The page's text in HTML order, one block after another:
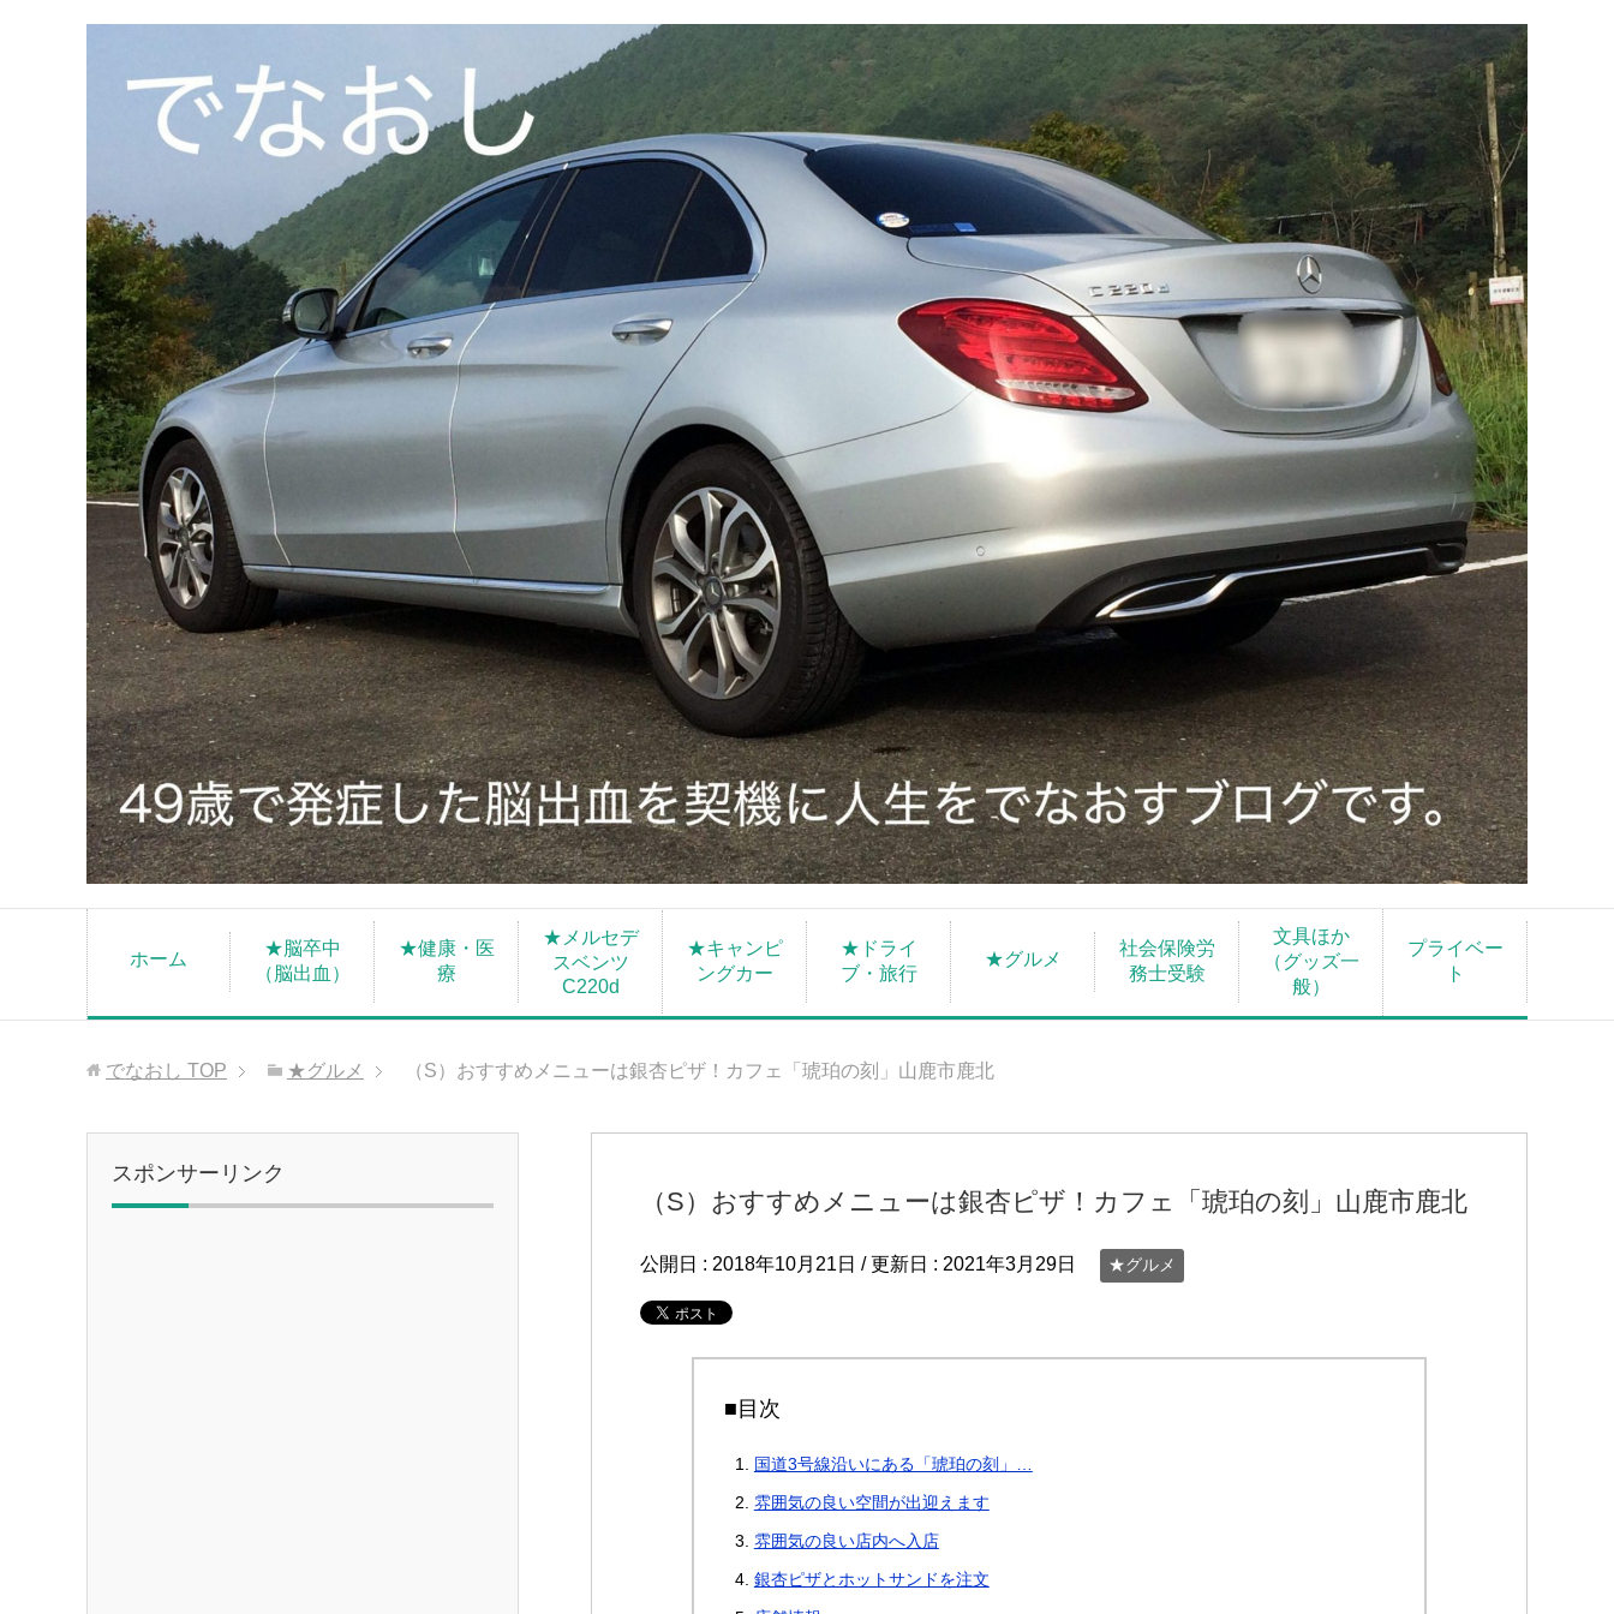
ホーム
★脳卒中
（脳出血）
★健康・医
療
★メルセデ
スベンツ
C220d
★キャンピ
ングカー
★ドライ
ブ・旅行
★グルメ
社会保険労
務士受験
文具ほか
（グッズ一
般）
プライベー
ト
でなおし TOP ★グルメ （S）おすすめメニューは銀杏ピザ！カフェ「琥珀の刻」山鹿市鹿北
（S）おすすめメニューは銀杏ピザ！カフェ「琥珀の刻」山鹿市鹿北
公開日 : 2018年10月21日 / 更新日 : 2021年3月29日 ★グルメ
■目次
国道3号線沿いにある「琥珀の刻」…
雰囲気の良い空間が出迎えます
雰囲気の良い店内へ入店
銀杏ピザとホットサンドを注文
スポンサーリンク